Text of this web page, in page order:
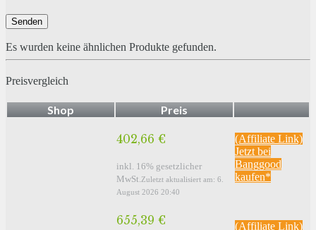
Es wurden keine ähnlichen Produkte gefunden.
Preisvergleich
Shop Preis
402,66 €
inkl. 16% gesetzlicher
MwSt. Zuletzt aktualisiert am: 6.
August 2026 20:40
(Affiliate Link)
Jetzt bei
Banggood
kaufen*
655,39 €
(Affiliate Link)